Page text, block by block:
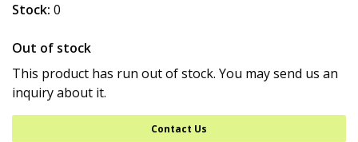
Stock: 0
Out of stock
This product has run out of stock. You may send us an
inquiry about it.
Contact Us